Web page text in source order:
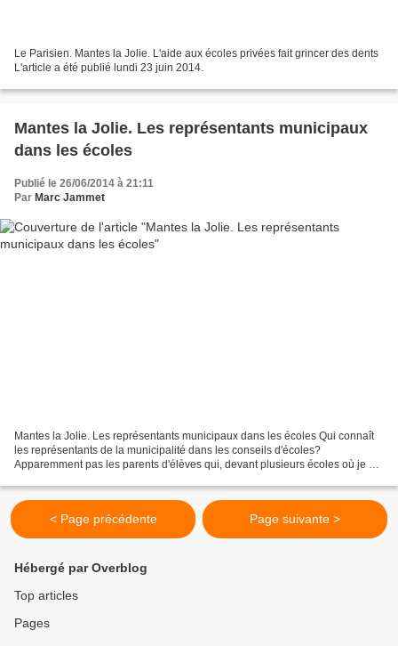
Le Parisien. Mantes la Jolie. L'aide aux écoles privées fait grincer des dents
L'article a été publié lundi 23 juin 2014.
Mantes la Jolie. Les représentants municipaux
dans les écoles
Publié le 26/06/2014 à 21:11
Par Marc Jammet
Mantes la Jolie. Les représentants municipaux dans les écoles Qui connaît
les représentants de la municipalité dans les conseils d'écoles?
Apparemment pas les parents d'élèves qui, devant plusieurs écoles où je me
< Page précédente Page suivante >
Hébergé par Overblog
Top articles
Pages